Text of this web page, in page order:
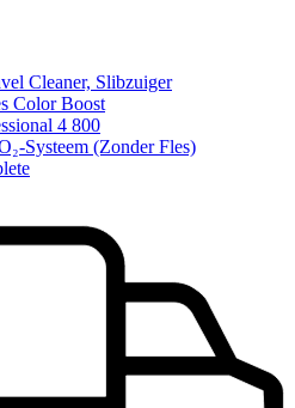
Cleaner, Slibzuiger
Color Boost
4 800
Systeem (Zonder Fles)